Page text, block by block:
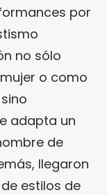
por
no sólo
o como
adapta un
de
llegaron
estilos de